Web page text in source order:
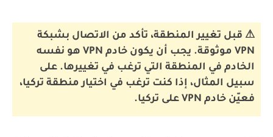
⚠ قبل تغيير المنطقة، تأكد من الاتصال بشبكة
VPN موثوقة. يجب أن يكون خادم VPN هو نفسه
الخادم في المنطقة التي ترغب في تغييرها. على
سبيل المثال، إذا كنت ترغب في اختيار منطقة تركيا،
فعيّن خادم VPN على تركيا.